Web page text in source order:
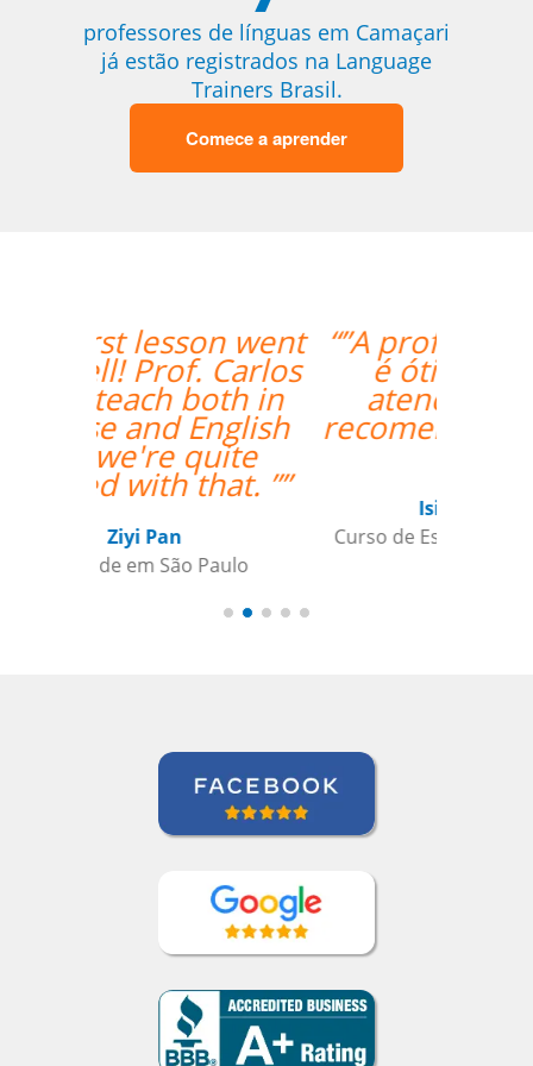
professores de línguas em Camaçari
já estão registrados na Language
Trainers Brasil.
Comece a aprender
“”A professora Sandra
é ótima e super
atenciosa. Super
recomendo o trabalho
dela.””
Curso de Espanhol em Guarulhos